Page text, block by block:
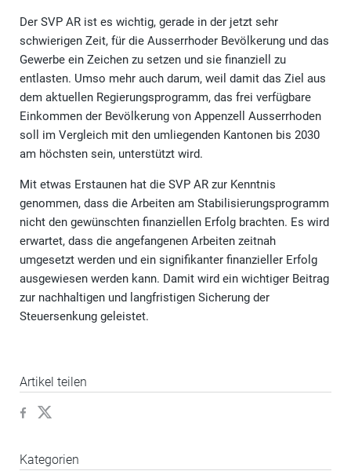
Der SVP AR ist es wichtig, gerade in der jetzt sehr
schwierigen Zeit, für die Ausserrhoder Bevölkerung und das
Gewerbe ein Zeichen zu setzen und sie finanziell zu
entlasten. Umso mehr auch darum, weil damit das Ziel aus
dem aktuellen Regierungsprogramm, das frei verfügbare
Einkommen der Bevölkerung von Appenzell Ausserrhoden
soll im Vergleich mit den umliegenden Kantonen bis 2030
am höchsten sein, unterstützt wird.
Mit etwas Erstaunen hat die SVP AR zur Kenntnis
genommen, dass die Arbeiten am Stabilisierungsprogramm
nicht den gewünschten finanziellen Erfolg brachten. Es wird
erwartet, dass die angefangenen Arbeiten zeitnah
umgesetzt werden und ein signifikanter finanzieller Erfolg
ausgewiesen werden kann. Damit wird ein wichtiger Beitrag
zur nachhaltigen und langfristigen Sicherung der
Steuersenkung geleistet.
Artikel teilen
Kategorien